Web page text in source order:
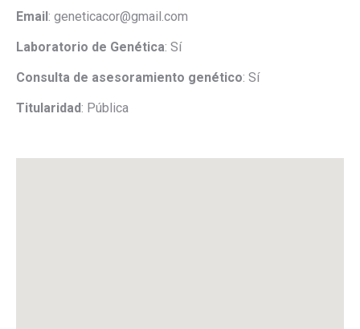
Email: geneticacor@gmail.com
Laboratorio de Genética: Sí
Consulta de asesoramiento genético: Sí
Titularidad: Pública